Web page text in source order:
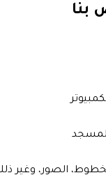
بنا
الصور، وغير